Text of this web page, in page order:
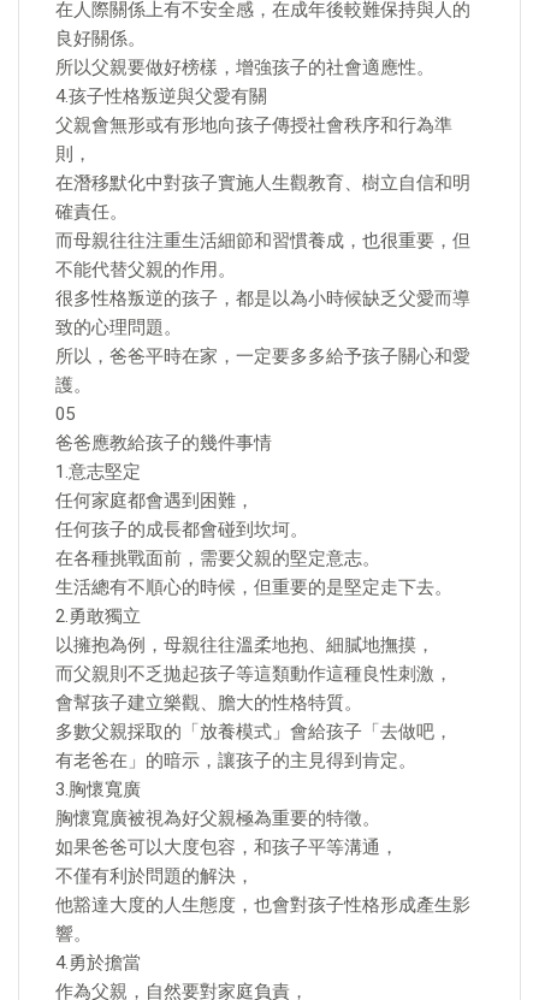
在人際關係上有不安全感，在成年後較難保持與人的
良好關係。
所以父親要做好榜樣，增強孩子的社會適應性。
4.孩子性格叛逆與父愛有關
父親會無形或有形地向孩子傳授社會秩序和行為準
則，
在潛移默化中對孩子實施人生觀教育、樹立自信和明
確責任。
而母親往往注重生活細節和習慣養成，也很重要，但
不能代替父親的作用。
很多性格叛逆的孩子，都是以為小時候缺乏父愛而導
致的心理問題。
所以，爸爸平時在家，一定要多多給予孩子關心和愛
護。
05
爸爸應教給孩子的幾件事情
1.意志堅定
任何家庭都會遇到困難，
任何孩子的成長都會碰到坎坷。
在各種挑戰面前，需要父親的堅定意志。
生活總有不順心的時候，但重要的是堅定走下去。
2.勇敢獨立
以擁抱為例，母親往往溫柔地抱、細膩地撫摸，
而父親則不乏拋起孩子等這類動作這種良性刺激，
會幫孩子建立樂觀、膽大的性格特質。
多數父親採取的「放養模式」會給孩子「去做吧，
有老爸在」的暗示，讓孩子的主見得到肯定。
3.胸懷寬廣
胸懷寬廣被視為好父親極為重要的特徵。
如果爸爸可以大度包容，和孩子平等溝通，
不僅有利於問題的解決，
他豁達大度的人生態度，也會對孩子性格形成產生影
響。
4.勇於擔當
作為父親，自然要對家庭負責，